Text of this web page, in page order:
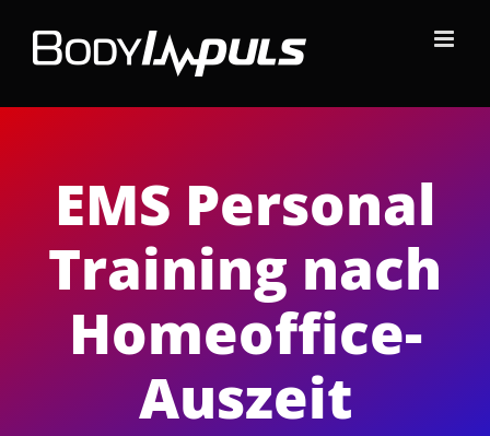
Inhalt
EMS Personal
Training nach
Homeoffice-
Auszeit